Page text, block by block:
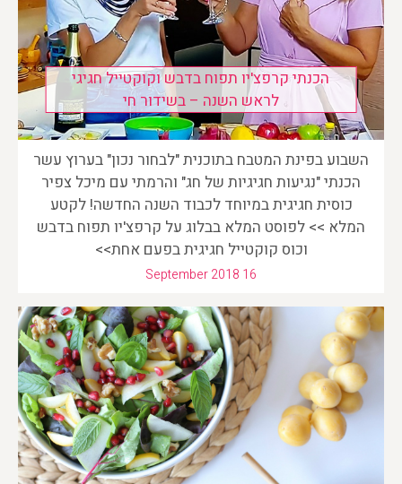
הכנתי קרפצ'יו תפוח בדבש וקוקטייל חגיגי
לראש השנה – בשידור חי
השבוע בפינת המטבח בתוכנית "לבחור נכון" בערוץ עשר
הכנתי "נגיעות חגיגיות של חג" והרמתי עם מיכל צפיר
כוסית חגיגית במיוחד לכבוד השנה החדשה! לקטע
המלא >> לפוסט המלא בבלוג על קרפצ'יו תפוח בדבש
וכוס קוקטייל חגיגית בפעם אחת>>
September 2018 16